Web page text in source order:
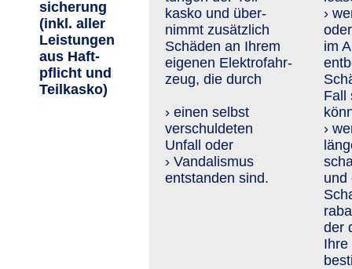
sicherung
(inkl. aller
Leis­tungen
aus Haft­
pflicht und
Teil­kasko)
kasko und über­
nimmt zusätzlich
Schä­den an Ihrem
eigenen Elektro­fahr­
zeug, die durch
› einen selbst
verschuldeten
Unfall oder
› Vandalismus
entstanden sind.
›
im
Fall
›
und
der
Ihre